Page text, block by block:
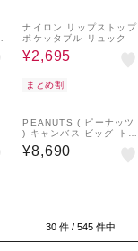
ナイロン リップストップ
ポケッタブル リュック
¥2,695
まとめ割
PEANUTS ( ピーナッツ
) キャンバス ビッグ トー
トバッグ
¥8,690
30 件 / 545 件中